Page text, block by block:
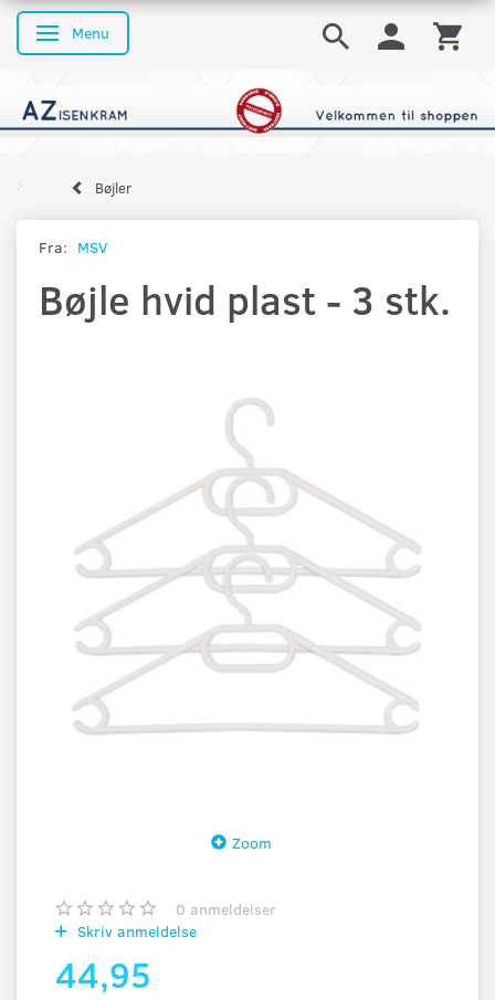
Skifte navigation
Menu
Bøjler
Fra: MSV
Bøjle hvid plast - 3 stk.
Zoom
0 anmeldelser
Skriv anmeldelse
44,95